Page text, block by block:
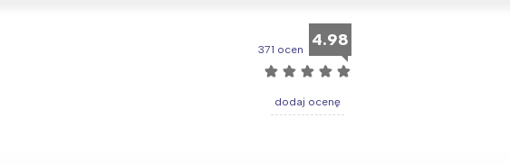
371 ocen 4.98
☆ ☆ ☆ ☆ ☆
dodaj ocenę
Śląsk
Południe